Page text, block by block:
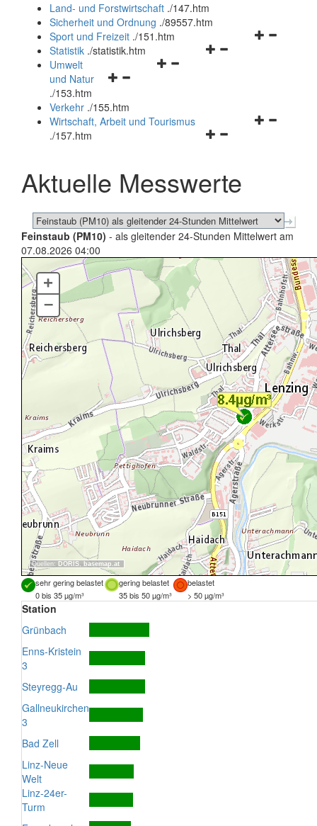
und
schließen
Land- und Forstwirtschaft ./147.htm
Sicherheit und Ordnung ./89557.htm
Navigationsmenü
Sport und Freizeit ./151.htm
Navigationsmenü
Statistik ./statistik.htm
Navigationsmenü
und
schließen
Umwelt
und Natur
./153.htm
Verkehr ./155.htm
Navigationsmenü
schließen
Wirtschaft, Arbeit und Tourismus
./157.htm
Aktuelle Messwerte
Feinstaub (PM10) - als gleitender 24-Stunden Mittelwert am
07.08.2026 04:00
Quellen: DORIS, basemap.at
+
–
sehr gering belastet gering belastet
belastet
0 bis 35 µg/m³
35 bis 50 µg/m³ > 50 µg/m³
Station
Grünbach
Enns-Kristein
3
Steyregg-Au
Gallneukirchen
3
Bad Zell
Linz-Neue
Welt
Linz-24er-
Turm